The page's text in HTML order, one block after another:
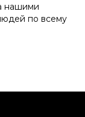
нашими
по всему